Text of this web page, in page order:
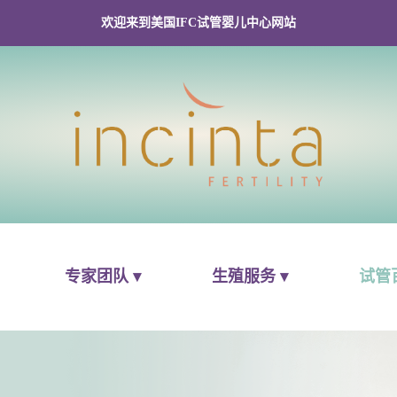
欢迎来到美国IFC试管婴儿中心网站
专家团队 ▾ 生殖服务 ▾ 试管